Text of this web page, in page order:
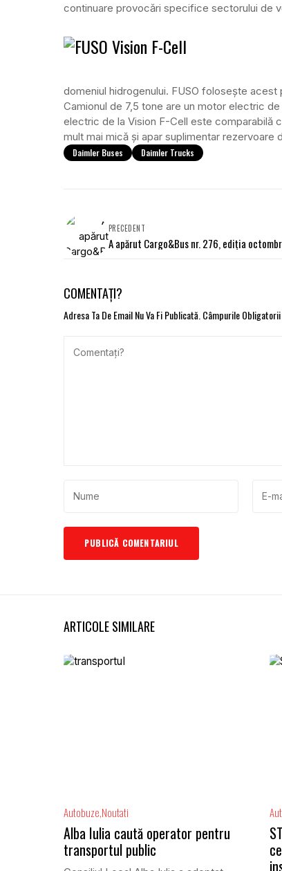
continuare provocări specifice sectorului de
domeniul hidrogenului. FUSO folosește
Camionul de 7,5 tone are un motor electric
electric de la Vision F-Cell este comparabilă
mult mai mică și apar suplimentar rezervoare
Daimler Buses Daimler Trucks
PRECEDENT
A apărut Cargo&Bus nr. 276, ediția
COMENTAȚI?
Adresa Ta De Email Nu Va Fi Publicată. Câmpurile
ARTICOLE SIMILARE
Autobuze Noutati
Alba Iulia caută operator pentru
transportul public